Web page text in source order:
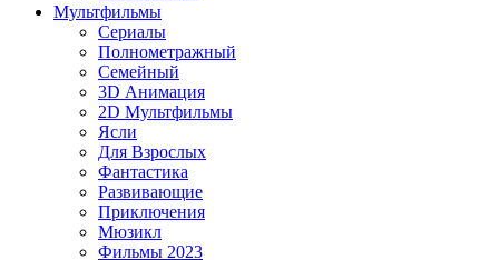
Мультфильмы
Сериалы
Полнометражный
Семейный
3D Анимация
2D Мультфильмы
Ясли
Для Взрослых
Фантастика
Развивающие
Приключения
Мюзикл
Фильмы 2023